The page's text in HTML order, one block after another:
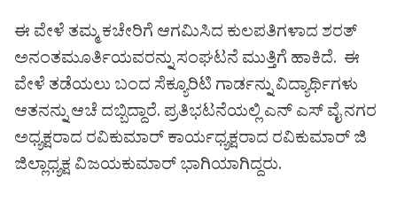
ಈ ವೇಳೆ ತಮ್ಮ ಕಚೇರಿಗೆ ಆಗಮಿಸಿದ ಕುಲಪತಿಗಳಾದ ಶರತ್
ಅನಂತಮೂರ್ತಿಯವರನ್ನು ಸಂಘಟನೆ ಮುತ್ತಿಗೆ ಹಾಕಿದೆ. ಈ
ವೇಳೆ ತಡೆಯಲು ಬಂದ ಸೆಕ್ಯೂರಿಟಿ ಗಾರ್ಡನ್ನು ವಿದ್ಯಾರ್ಥಿಗಳು
ಆತನನ್ನು ಆಚೆ ದಬ್ಬಿದ್ದಾರೆ. ಪ್ರತಿಭಟನೆಯಲ್ಲಿ ಎನ್ ಎಸ್ ವೈ ನಗರ
ಅಧ್ಯಕ್ಷರಾದ ರವಿಕುಮಾರ್ ಕಾರ್ಯಧ್ಯಕ್ಷರಾದ ರವಿಕುಮಾರ್ ಜಿ
ಜಿಲ್ಲಾಧ್ಯಕ್ಷ ವಿಜಯಕುಮಾರ್ ಭಾಗಿಯಾಗಿದ್ದರು.